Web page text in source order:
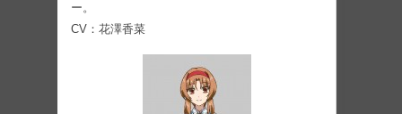
ー。
CV：花澤⾹菜